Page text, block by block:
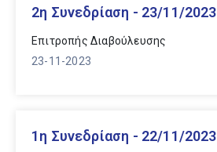
Παρακαλούμε επιλέξτε πρώτα
Κατηγορίες
2η Συνεδρίαση - 23/11/2023
Επιτροπής Διαβούλευσης
23-11-2023
1η Συνεδρίαση - 22/11/2023